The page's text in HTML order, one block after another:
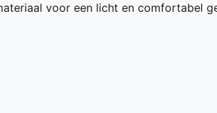
voor een licht en comfortabel